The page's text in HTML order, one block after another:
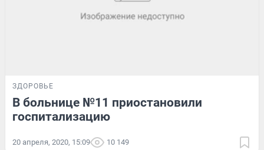
ЗДОРОВЬЕ
В больнице №11 приостановили
госпитализацию
20 апреля, 2020, 15:09 10 149